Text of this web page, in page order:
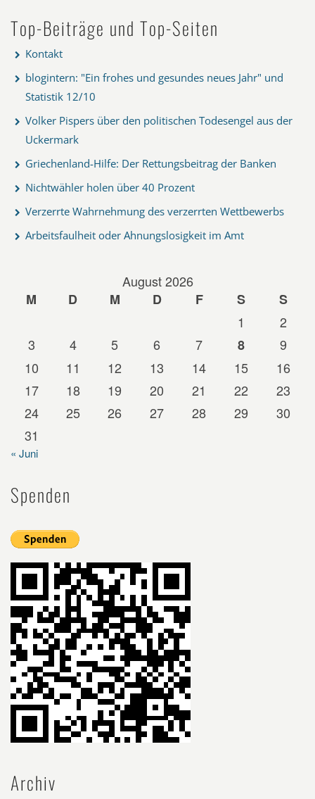
Top-Beiträge und Top-Seiten
Kontakt
blogintern: "Ein frohes und gesundes neues Jahr" und
Statistik 12/10
Volker Pispers über den politischen Todesengel aus der
Uckermark
Griechenland-Hilfe: Der Rettungsbeitrag der Banken
Nichtwähler holen über 40 Prozent
Verzerrte Wahrnehmung des verzerrten Wettbewerbs
Arbeitsfaulheit oder Ahnungslosigkeit im Amt
August 2026
M
D M D F S
S
1
2
3
4 5 6 7 8
9
10
11 12 13 14 15
16
17
18 19 20 21 22
23
24
25 26 27 28 29
30
31
« Juni
Spenden
Archiv